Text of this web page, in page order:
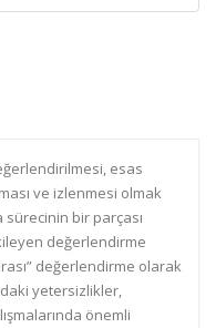
esas
ve izlenmesi olmak
bir parçası
değerlendirme
değerlendirme olarak
yetersizlikler,
önemli